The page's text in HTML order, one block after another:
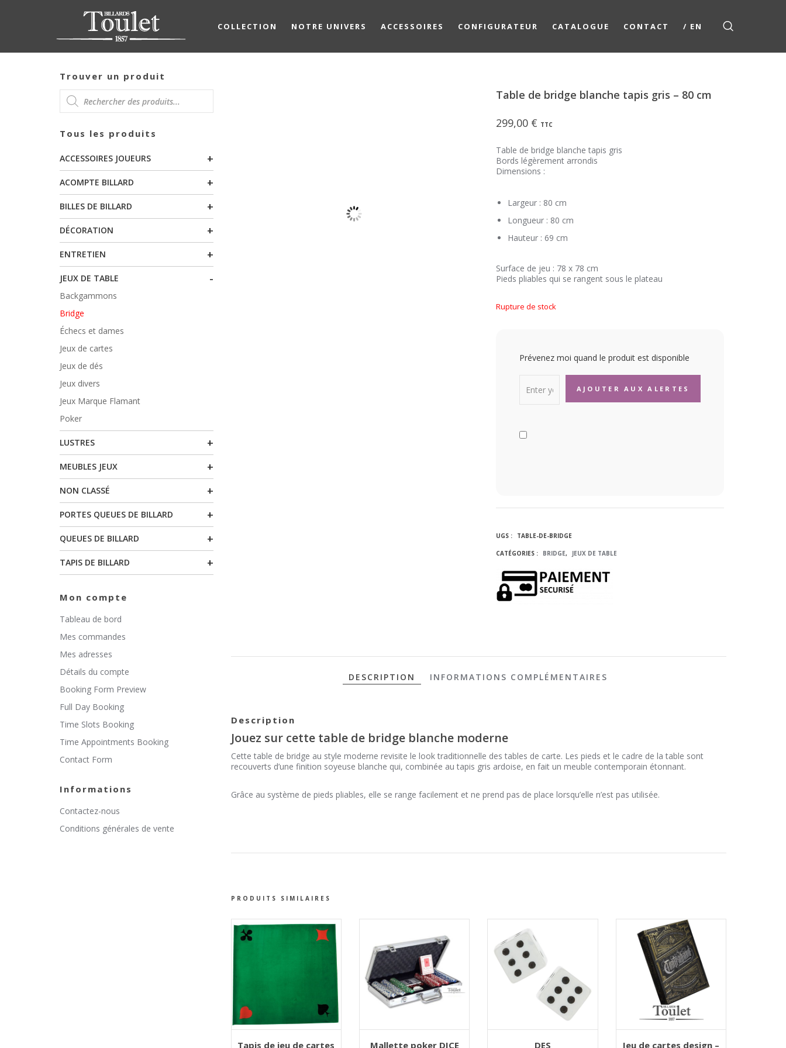
COLLECTION NOTRE UNIVERS ACCESSOIRES CONFIGURATEUR CATALOGUE CONTACT / EN
Trouver un produit
RECHERCHE
DE
PRODUITS
Tous les produits
ACCESSOIRES JOUEURS +
ACOMPTE BILLARD +
BILLES DE BILLARD +
DÉCORATION +
ENTRETIEN +
JEUX DE TABLE -
Backgammons
Bridge
Échecs et dames
Jeux de cartes
Jeux de dés
Jeux divers
Jeux Marque Flamant
Poker
LUSTRES +
MEUBLES JEUX +
NON CLASSÉ +
PORTES QUEUES DE BILLARD +
QUEUES DE BILLARD +
TAPIS DE BILLARD +
Mon compte
Tableau de bord
Mes commandes
Mes adresses
Détails du compte
Booking Form Preview
Full Day Booking
Time Slots Booking
Time Appointments Booking
Contact Form
Informations
Contactez-nous
Conditions générales de vente
Table de bridge blanche tapis gris – 80 cm
299,00 € TTC
Table de bridge blanche tapis gris
Bords légèrement arrondis
Dimensions :
Largeur : 80 cm
Longueur : 80 cm
Hauteur : 69 cm
Surface de jeu : 78 x 78 cm
Pieds pliables qui se rangent sous le plateau
Rupture de stock
Prévenez moi quand le produit est disponible
UGS : TABLE-DE-BRIDGE
CATÉGORIES : BRIDGE, JEUX DE TABLE
DESCRIPTION INFORMATIONS COMPLÉMENTAIRES
Description
Jouez sur cette table de bridge blanche moderne
Cette table de bridge au style moderne revisite le look traditionnelle des tables de carte. Les pieds et le cadre de la table sont
recouverts d’une finition soyeuse blanche qui, combinée au tapis gris ardoise, en fait un meuble contemporain étonnant.
Grâce au système de pieds pliables, elle se range facilement et ne prend pas de place lorsqu’elle n’est pas utilisée.
PRODUITS SIMILAIRES
Tapis de jeu de cartes
Mallette poker DICE
Ce
DES
Jeu de cartes design –